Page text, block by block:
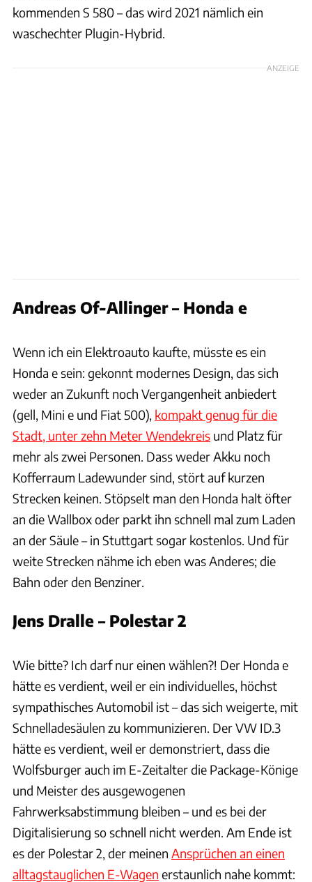
kommenden S 580 – das wird 2021 nämlich ein
waschechter Plugin-Hybrid.
ANZEIGE
Andreas Of-Allinger – Honda eHersteller / Patrick Lang
Wenn ich ein Elektroauto kaufte, müsste es ein
Honda e sein: gekonnt modernes Design, das sich
weder an Zukunft noch Vergangenheit anbiedert
(gell, Mini e und Fiat 500), kompakt genug für die
Stadt, unter zehn Meter Wendekreis und Platz für
mehr als zwei Personen. Dass weder Akku noch
Kofferraum Ladewunder sind, stört auf kurzen
Strecken keinen. Stöpselt man den Honda halt öfter
an die Wallbox oder parkt ihn schnell mal zum Laden
an der Säule – in Stuttgart sogar kostenlos. Und für
weite Strecken nähme ich eben was Anderes; die
Bahn oder den Benziner.
Jens Dralle – Polestar 2
Wie bitte? Ich darf nur einen wählen?! Der Honda e
hätte es verdient, weil er ein individuelles, höchst
sympathisches Automobil ist – das sich weigerte, mit
Schnelladesäulen zu kommunizieren. Der VW ID.3
hätte es verdient, weil er demonstriert, dass die
Wolfsburger auch im E-Zeitalter die Package-Könige
und Meister des ausgewogenen
Fahrwerksabstimmung bleiben – und es bei der
Digitalisierung so schnell nicht werden. Am Ende ist
es der Polestar 2, der meinen Ansprüchen an einen
alltagstauglichen E-Wagen erstaunlich nahe kommt: